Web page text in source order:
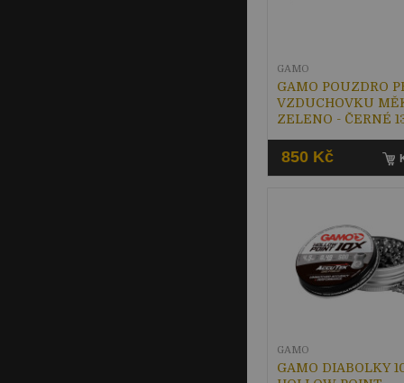
GAMO POUZDRO
VZDUCHOVKU
ZELENO - ČERNÉ
GAMO
850 Kč
GAMO DIABOLKY
GAMO